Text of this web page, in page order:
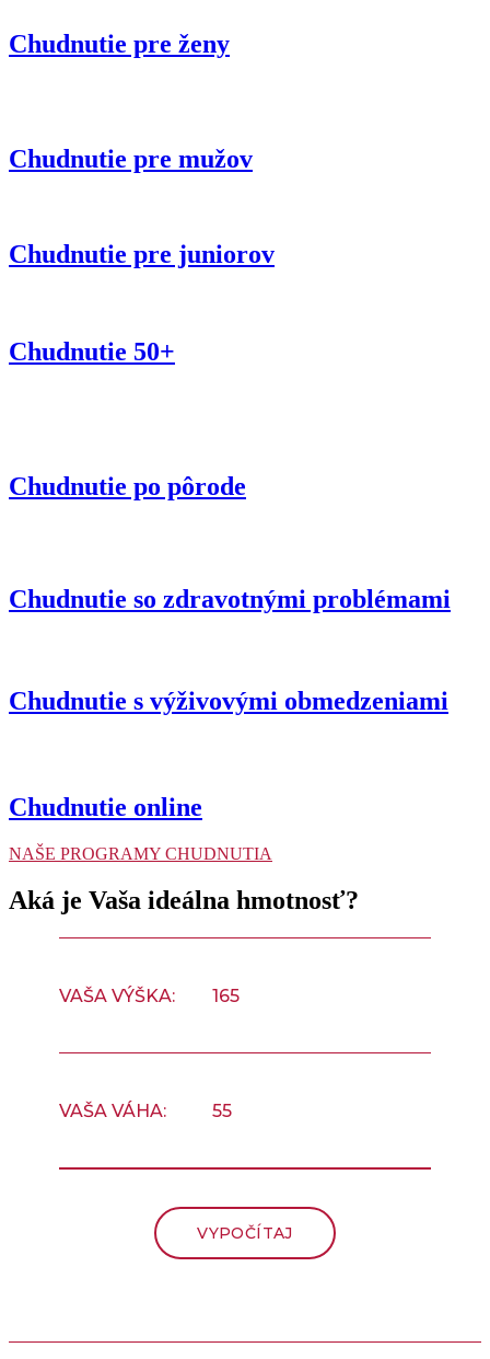
Chudnutie pre ženy
Chudnutie pre mužov
Chudnutie pre juniorov
Chudnutie 50+
Chudnutie po pôrode
Chudnutie so zdravotnými problémami
Chudnutie s výživovými obmedzeniami
Chudnutie online
NAŠE PROGRAMY CHUDNUTIA
Aká je Vaša ideálna hmotnosť?
VAŠA VÝŠKA:
VAŠA VÁHA: